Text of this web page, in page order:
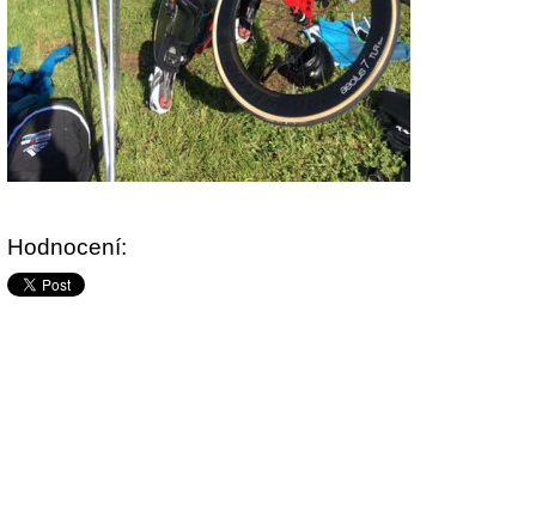
Hodnocení: